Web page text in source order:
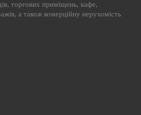
торгових приміщень, кафе,
а також комерційну нерухомість